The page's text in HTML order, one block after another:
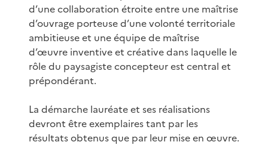
d’une collaboration étroite entre une maîtrise
d’ouvrage porteuse d’une volonté territoriale
ambitieuse et une équipe de maîtrise
d’œuvre inventive et créative dans laquelle le
rôle du paysagiste concepteur est central et
prépondérant.
La démarche lauréate et ses réalisations
devront être exemplaires tant par les
résultats obtenus que par leur mise en œuvre.